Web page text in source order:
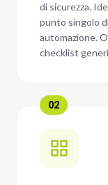
di sicurezza.
punto singolo
automazione.
checklist
02